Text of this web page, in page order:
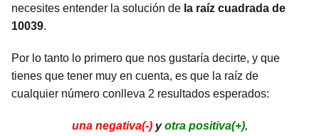
necesites entender la solución de la raíz cuadrada de
10039.
Por lo tanto lo primero que nos gustaría decirte, y que
tienes que tener muy en cuenta, es que la raíz de
cualquier número conlleva 2 resultados esperados:
una negativa(-)yotra positiva(+),